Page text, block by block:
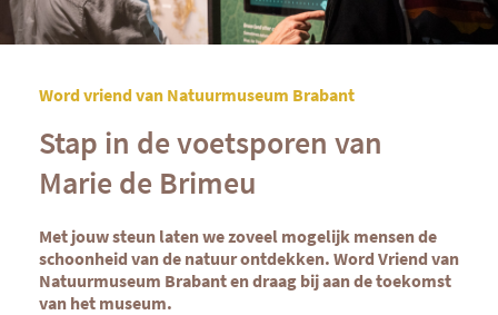
Word vriend van Natuurmuseum Brabant
Stap in de voetsporen van
Marie de Brimeu
Met jouw steun laten we zoveel mogelijk mensen de
schoonheid van de natuur ontdekken. Word Vriend van
Natuurmuseum Brabant en draag bij aan de toekomst
van het museum.